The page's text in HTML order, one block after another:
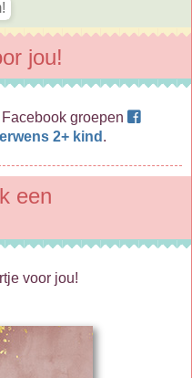
jou!
groepen
2+ kind .
een
voor jou!